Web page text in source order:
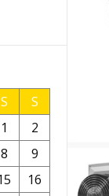
S
S
1
2
8
9
16